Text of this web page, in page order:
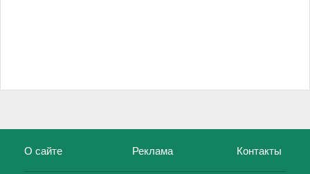
О сайте Реклама Контакты